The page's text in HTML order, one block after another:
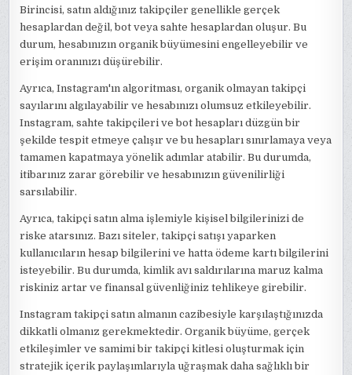
Birincisi, satın aldığınız takipçiler genellikle gerçek
hesaplardan değil, bot veya sahte hesaplardan oluşur. Bu
durum, hesabınızın organik büyümesini engelleyebilir ve
erişim oranınızı düşürebilir.
Ayrıca, Instagram'ın algoritması, organik olmayan takipçi
sayılarını algılayabilir ve hesabınızı olumsuz etkileyebilir.
Instagram, sahte takipçileri ve bot hesapları düzgün bir
şekilde tespit etmeye çalışır ve bu hesapları sınırlamaya veya
tamamen kapatmaya yönelik adımlar atabilir. Bu durumda,
itibarınız zarar görebilir ve hesabınızın güvenilirliği
sarsılabilir.
Ayrıca, takipçi satın alma işlemiyle kişisel bilgilerinizi de
riske atarsınız. Bazı siteler, takipçi satışı yaparken
kullanıcıların hesap bilgilerini ve hatta ödeme kartı bilgilerini
isteyebilir. Bu durumda, kimlik avı saldırılarına maruz kalma
riskiniz artar ve finansal güvenliğiniz tehlikeye girebilir.
Instagram takipçi satın almanın cazibesiyle karşılaştığınızda
dikkatli olmanız gerekmektedir. Organik büyüme, gerçek
etkileşimler ve samimi bir takipçi kitlesi oluşturmak için
stratejik içerik paylaşımlarıyla uğraşmak daha sağlıklı bir